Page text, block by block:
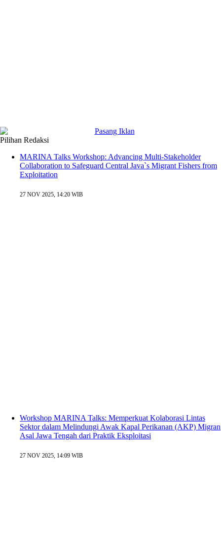
Pilihan Redaksi
MARINA Talks Workshop: Advancing Multi-Stakeholder
Collaboration to Safeguard Central Java`s Migrant Fishers from
Exploitation
27 NOV 2025, 14:20 WIB
Workshop MARINA Talks: Memperkuat Kolaborasi Lintas
Sektor dalam Melindungi Awak Kapal Perikanan (AKP) Migran
Asal Jawa Tengah dari Praktik Eksploitasi
27 NOV 2025, 14:09 WIB